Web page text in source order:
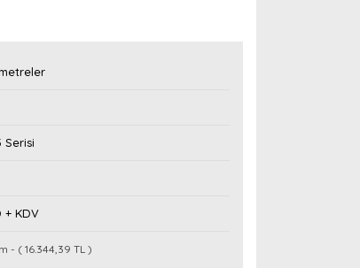
Serisi
+ KDV
- ( 16.344,39 TL )